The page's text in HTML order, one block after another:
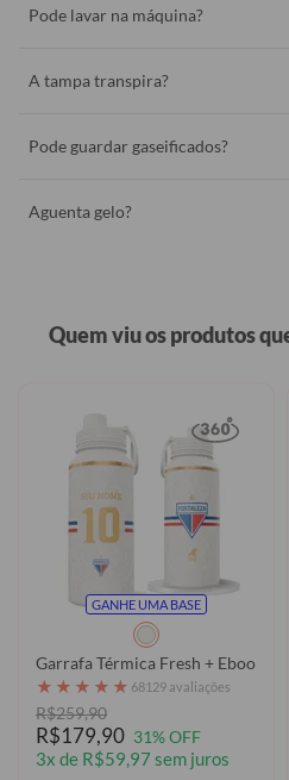
Pode lavar na máquina?
A tampa transpira?
Pode guardar gaseificados?
Aguenta gelo?
Quem viu os produtos
GANHE UMA BASE
Garrafa Térmica Fresh + Ebook -
★ ★ ★ ★ ★ 68129 avaliações
R$259,90
R$179,90 31% OFF
3x de R$59,97 sem juros